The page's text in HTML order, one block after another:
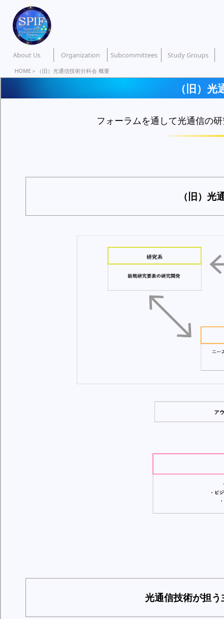
About Us Organization Subcommittees Study Groups
HOME＞（旧）光通信技術分科会 概要
（旧）
フォーラムを通して光通信の
（旧）光
光通信技術が担